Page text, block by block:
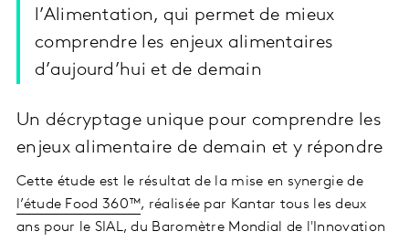
l’Alimentation, qui permet de mieux
comprendre les enjeux alimentaires
d’aujourd’hui et de demain
Un décryptage unique pour comprendre les
enjeux alimentaire de demain et y répondre
Cette étude est le résultat de la mise en synergie de
l’étude Food 360™, réalisée par Kantar tous les deux
ans pour le SIAL, du Baromètre Mondial de l'Innovation